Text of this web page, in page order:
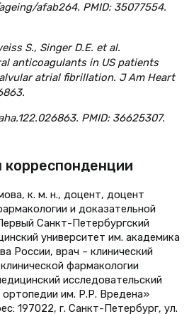
afab264. PMID: 35077554.
S., Singer D.E. et al.
anticoagulants in US patients
atrial fibrillation. J Am Heart
PMID: 36625307.
к. м. н., доцент, доцент
и доказательной
Санкт-Петербургский
университет им. академика
России, врач – клинический
фармакологии
исследовательский
им. Р.Р. Вредена»
197022, г. Санкт-Петербург, ул.